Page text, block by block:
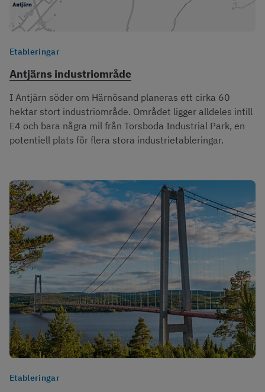
Etableringar
Antjärns industriområde
I Antjärn söder om Härnösand planeras ett cirka 60
hektar stort industriområde. Området ligger alldeles intill
E4 och bara några mil från Torsboda Industrial Park, en
potentiell plats för flera stora industrietableringar.
Etableringar